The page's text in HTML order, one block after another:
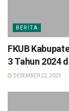
BERITA
FKUB
3 Tahun 2024
DESEMBER 22, 2025